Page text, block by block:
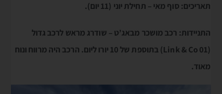
תאריכים: סוף מאי – תחילת יוני (11 יום).
התניידות: רכב מושכר מבאג’ט – שודרג מראש לרכב גדול
(Link & Co 01) בתוספת של 10 יורו ליום. הרכב היה מרווח ונוח
מאוד.